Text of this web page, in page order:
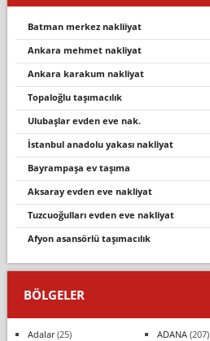
batman merkez nakliiyat
ankara mehmet nakli̇yat
ankara karakum nakliyat
topaloğlu taşimacilik
ulubaşlar evden eve nak.
i̇stanbul anadolu yakasi nakli̇yat
bayrampaşa ev taşıma
aksaray evden eve nakliyat
tuzcuoğulları evden eve nakliyat
afyon asansörlü taşımacılık
BÖLGELER
Adalar(25) ADANA(207)